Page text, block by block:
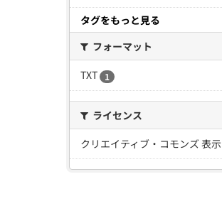
タグをもっと見る
フォーマット
TXT
1
ライセンス
クリエイティブ・コモンズ 表示